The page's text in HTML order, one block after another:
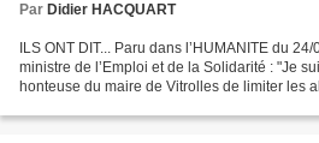
Par Didier HACQUART
ILS ONT DIT... Paru dans l’HUMANITE du
ministre de l’Emploi et de la Solidarité : "Je
honteuse du maire de Vitrolles de limiter les